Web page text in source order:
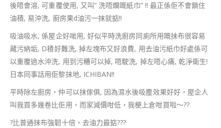
後唔會溶, 可重覆使用, 又叫” 洗唔爛嘅紙巾” !! 最正係佢不會鎖住
油積, 易沖洗, 廚房果d油污一抹就掂!!
吸油吸水, 係屋企好啱用, 好似平時洗廚房同廁所用嘅抺布很容易
藏污納垢, D積好難洗, 掉左塊布又好浪費, 用去油污紙巾好處係可
以重覆過水沖洗, 用到污糟可以掉, 唔駛洗, 掉左唔心痛, 乾淨衛生!
日本同事話用佢黎抺地, ICHIBAN!!
平時除左廚房，仲可以抹傢俱, 因為濕水後吸塵效果好好，屋企人
叫我買多幾卷比佢用，而家減價咁低，我梗上倉咁買啦～??
?比普通抹布強韌十倍，去油力最掂???